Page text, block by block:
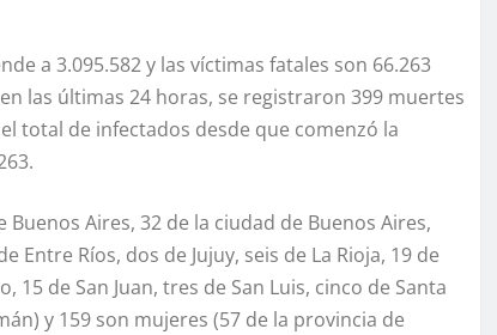
a 3.095.582 y las víctimas fatales son 66.263
las últimas 24 horas, se registraron 399 muertes
total de infectados desde que comenzó la
Aires, 32 de la ciudad de Buenos Aires,
Ríos, dos de Jujuy, seis de La Rioja, 19 de
de San Juan, tres de San Luis, cinco de Santa
y 159 son mujeres (57 de la provincia de